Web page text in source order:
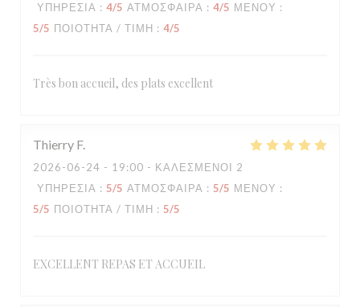
ΥΠΗΡΕΣΊΑ : 4/5 ΑΤΜΌΣΦΑΙΡΑ : 4/5 ΜΕΝΟΎ :
5/5 ΠΟΙΌΤΗΤΑ / ΤΙΜΉ : 4/5
Très bon accueil, des plats excellent
Thierry F
2026-06-24 - 19:00 - ΚΑΛΕΣΜΈΝΟΙ 2
ΥΠΗΡΕΣΊΑ : 5/5 ΑΤΜΌΣΦΑΙΡΑ : 5/5 ΜΕΝΟΎ :
5/5 ΠΟΙΌΤΗΤΑ / ΤΙΜΉ : 5/5
EXCELLENT REPAS ET ACCUEIL